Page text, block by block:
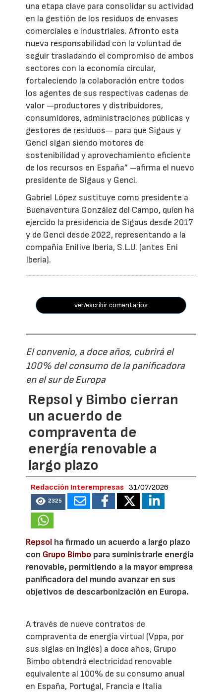
una etapa clave para consolidar su actividad
en la gestión de los residuos de envases
comerciales e industriales. Afronto esta
nueva responsabilidad con la voluntad de
seguir trasladando el compromiso de ambos
sectores con la economía circular,
fortaleciendo la colaboración entre todos
los agentes de sus respectivas cadenas de
valor —productores y distribuidores,
consumidores, administraciones públicas y
gestores de residuos— para que Sigaus y
Genci sigan siendo motores de
sostenibilidad y aprovechamiento eficiente
de los recursos en España” –afirma el nuevo
presidente de Sigaus y Genci.
Gabriel López sustituye como presidente a
Buenaventura González del Campo, quien ha
ejercido la presidencia de Sigaus desde 2017
y de Genci desde 2022, representando a la
compañía Enilive Iberia, S.L.U. (antes Eni
Iberia).
ver/escribir comentarios
El convenio, a doce años, cubrirá el
100% del consumo de la panificadora
en el sur de Europa
Repsol y Bimbo cierran
un acuerdo de
compraventa de
energía renovable a
largo plazo
Redacción Interempresas 31/07/2026
2325
Repsol ha firmado un acuerdo a largo plazo
con Grupo Bimbo para suministrarle energía
renovable, permitiendo a la mayor empresa
panificadora del mundo avanzar en sus
objetivos de descarbonización en Europa.
A través de nueve contratos de
compraventa de energía virtual (Vppa, por
sus siglas en inglés) a doce años, Grupo
Bimbo obtendrá electricidad renovable
equivalente al 100% de su consumo anual
en España, Portugal, Francia e Italia